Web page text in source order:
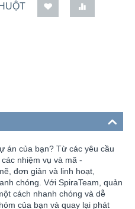
án của bạn? Từ các yêu cầu
nhiệm vụ và mã -
đơn giản và linh hoạt,
chóng. Với SpiraTeam, quản
cách nhanh chóng và dễ
của bạn và quay lại phát